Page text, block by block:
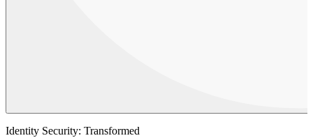
Identity Security: Transformed